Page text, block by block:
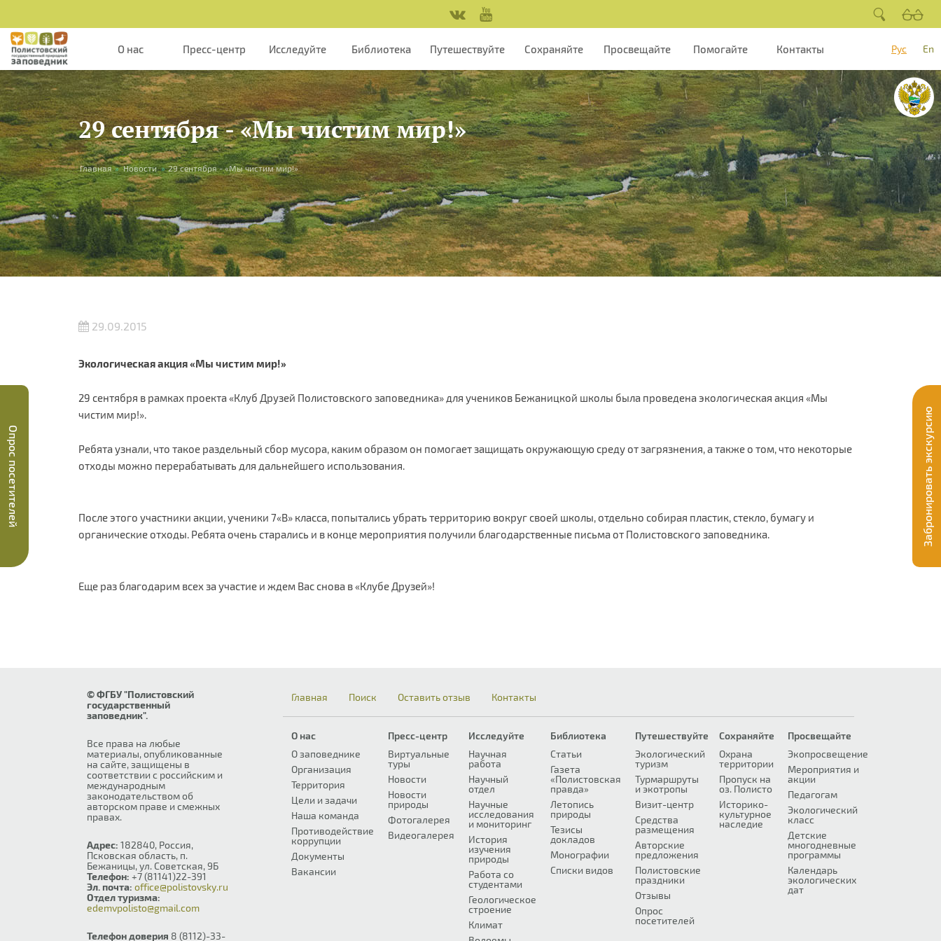
О нас Пресс-центр Исследуйте Библиотека Путешествуйте Сохраняйте Просвещайте Помогайте Контакты Рус En
29 сентября - «Мы чистим мир!»
Вы здесь
Главная » Новости » 29 сентября - «Мы чистим мир!»
29.09.2015
Экологическая акция «Мы чистим мир!»
29 сентября в рамках проекта «Клуб Друзей Полистовского заповедника» для учеников Бежаницкой школы была проведена экологическая акция «Мы
чистим мир!».
Ребята узнали, что такое раздельный сбор мусора, каким образом он помогает защищать окружающую среду от загрязнения, а также о том, что некоторые
отходы можно перерабатывать для дальнейшего использования.
После этого участники акции, ученики 7«В» класса, попытались убрать территорию вокруг своей школы, отдельно собирая пластик, стекло, бумагу и
органические отходы. Ребята очень старались и в конце мероприятия получили благодарственные письма от Полистовского заповедника.
Еще раз благодарим всех за участие и ждем Вас снова в «Клубе Друзей»!
© ФГБУ "Полистовский
государственный
заповедник".
Все права на любые
материалы, опубликованные
на сайте, защищены в
соответствии с российским и
международным
законодательством об
авторском праве и смежных
правах.
Адрес: 182840, Россия,
Псковская область, п.
Бежаницы, ул. Советская, 9Б
Телефон: +7 (81141)22-391
Эл. почта: office@polistovsky.ru
Отдел туризма:
edemvpolisto@gmail.com
Телефон доверия 8 (8112)-33-
Главная Поиск Оставить отзыв Контакты
О нас
О заповеднике
Организация
Территория
Цели и задачи
Наша команда
Противодействие
коррупции
Документы
Вакансии
Пресс-центр
Виртуальные
туры
Новости
Новости
природы
Фотогалерея
Видеогалерея
Исследуйте
Научная
работа
Научный
отдел
Научные
исследования
и мониторинг
История
изучения
природы
Работа со
студентами
Геологическое
строение
Климат
Библиотека
Статьи
Газета
«Полистовская
правда»
Летопись
природы
Тезисы
докладов
Монографии
Списки видов
Путешествуйте
Экологический
туризм
Турмаршруты
и экотропы
Визит-центр
Средства
размещения
Авторские
предложения
Полистовские
праздники
Отзывы
Опрос
посетителей
Сохраняйте
Охрана
территории
Пропуск на
оз. Полисто
Историко-
культурное
наследие
Просвещайте
Экопросвещение
Мероприятия и
акции
Педагогам
Экологический
класс
Детские
многодневные
программы
Календарь
экологических
дат
Забронировать экскурсию
Опрос посетителей